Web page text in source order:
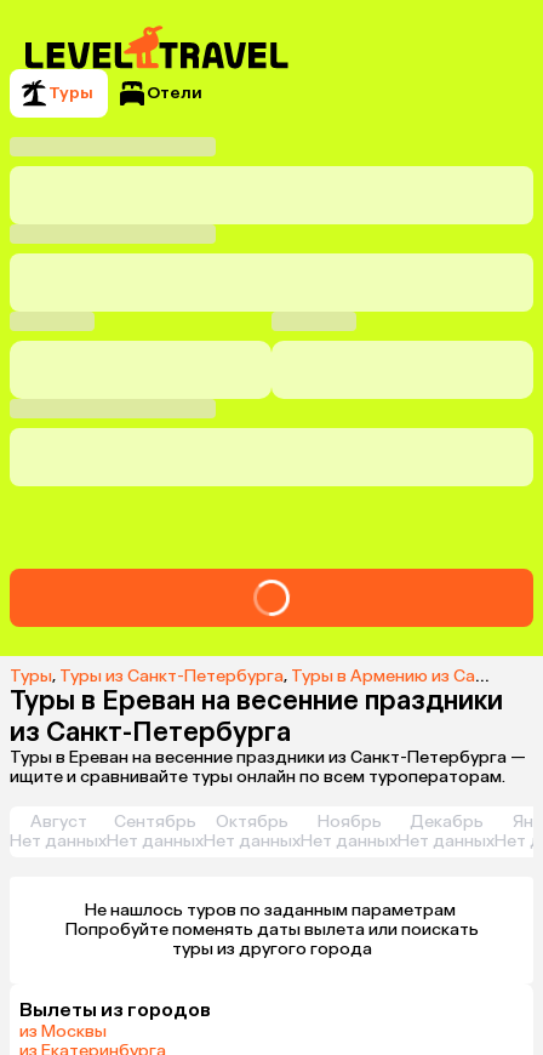
Туры Отели
Туры, Туры из Санкт-Петербурга, Туры в Армению из Санкт-Петербурга
Туры в Ереван на весенние праздники
из Санкт-Петербурга
Туры в Ереван на весенние праздники из Санкт-Петербурга —
ищите и сравнивайте туры онлайн по всем туроператорам.
Август
Нет данных
Сентябрь
Нет данных
Октябрь
Нет данных
Ноябрь
Нет данных
Декабрь
Нет данныхНет
Не нашлось туров по заданным параметрам
туры из другого города
Вылеты из городов
из Москвы
из Екатеринбурга